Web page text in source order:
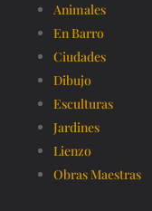
Animales
En Barro
Ciudades
Dibujo
Esculturas
Jardines
Lienzo
Obras Maestras